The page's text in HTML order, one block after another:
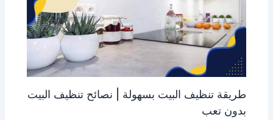
طريقة تنظيف البيت بسهولة | نصائح تنظيف البيت
بدون تعب